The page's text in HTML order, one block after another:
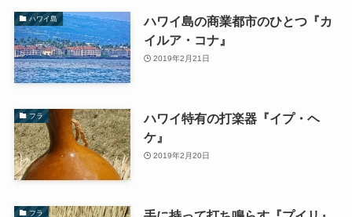
ハワイ島
ハワイ島の商業都市のひとつ『カ
イルア・コナ』
2019年2月21日
フラ
ハワイ特有の打楽器『イプ・ヘ
ケ』
2019年2月20日
フラ